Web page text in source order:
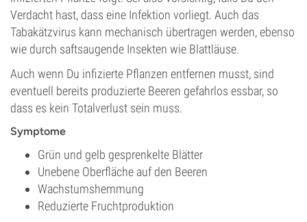
Verdacht hast, dass eine Infektion vorliegt. Auch das
Tabakätzvirus kann mechanisch übertragen werden, ebenso
wie durch saftsaugende Insekten wie Blattläuse.
Auch wenn Du infizierte Pflanzen entfernen musst, sind
eventuell bereits produzierte Beeren gefahrlos essbar, so
dass es kein Totalverlust sein muss.
Symptome
Grün und gelb gesprenkelte Blätter
Unebene Oberfläche auf den Beeren
Wachstumshemmung
Reduzierte Fruchtproduktion